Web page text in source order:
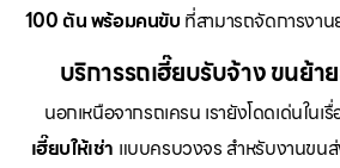
100 ตัน พร้อมคนขับ ที่สามารถจัดการงา
บริการรถเฮี๊ยบรับจ้าง ขนย้า
นอกเหนือจากรถเครน เรายังโดดเด่นในเ
เฮี๊ยบให้เช่า แบบครบวงจร สำหรับงานขน